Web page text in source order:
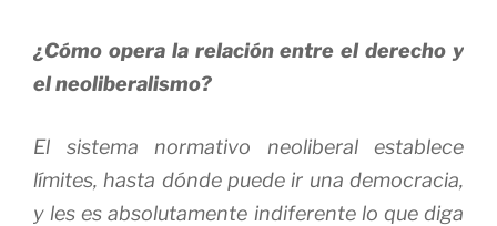
¿Cómo opera la relación entre el derecho y
el neoliberalismo?
El sistema normativo neoliberal establece
límites, hasta dónde puede ir una democracia,
y les es absolutamente indiferente lo que diga